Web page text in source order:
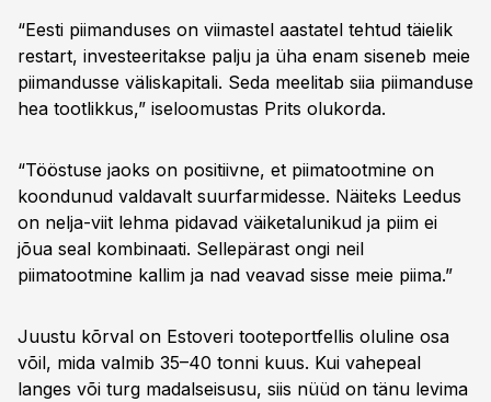
“Eesti piimanduses on viimastel aastatel tehtud täielik
restart, investeeritakse palju ja üha enam siseneb meie
piimandusse väliskapitali. Seda meelitab siia piimanduse
hea tootlikkus,” iseloomustas Prits olukorda.
“Tööstuse jaoks on positiivne, et piimatootmine on
koondunud valdavalt suurfarmidesse. Näiteks Leedus
on nelja-viit lehma pidavad väiketalunikud ja piim ei
jõua seal kombinaati. Sellepärast ongi neil
piimatootmine kallim ja nad veavad sisse meie piima.”
Juustu kõrval on Estoveri tooteportfellis oluline osa
võil, mida valmib 35–40 tonni kuus. Kui vahepeal
langes või turg madalseisusu, siis nüüd on tänu levima